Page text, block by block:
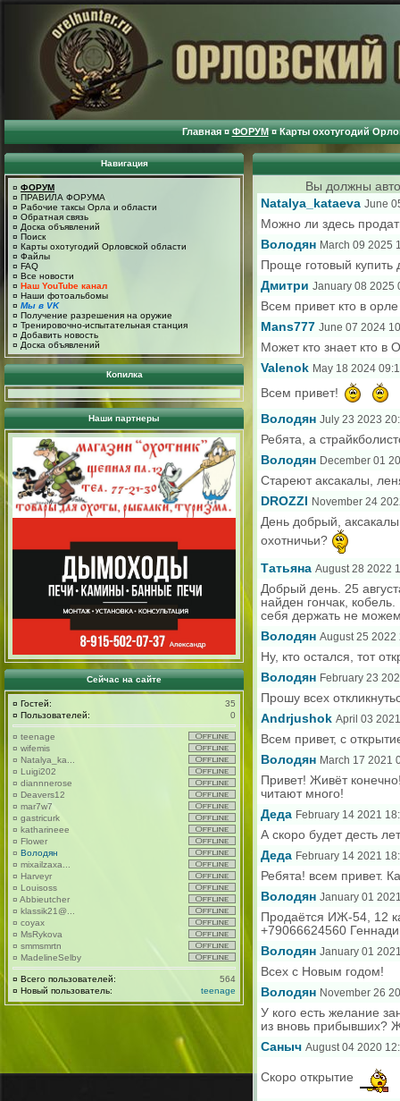
Главная ¤ ФОРУМ ¤ Карты охотугодий
Навигация
¤ ФОРУМ
¤ ПРАВИЛА ФОРУМА
¤ Рабочие таксы Орла и области
¤ Обратная связь
¤ Доска объявлений
¤ Поиск
¤ Карты охотугодий Орловской области
¤ Файлы
¤ FAQ
¤ Все новости
¤ Наш YouTube канал
¤ Наши фотоальбомы
¤ Мы в VK
¤ Получение разрешения на оружие
¤ Тренировочно-испытательная станция
¤ Добавить новость
¤ Доска объявлений
Копилка
Наши партнеры
Сейчас на сайте
¤ Гостей:
35
¤ Пользователей: 0
¤ teenage
¤ wifemis
¤ Natalya_ka...
¤ Luigi202
¤ diannnerose
¤ Deavers12
¤ mar7w7
¤ gastricurk
¤ katharineee
¤ Flower
¤ Володян
¤ mixailzaxa...
¤ Harveyr
¤ Louisoss
¤ Abbieutcher
¤ klassik21@...
¤ coyax
¤ MsRykova
¤ smmsmrtn
¤ MadelineSelby
¤ Всего пользователей:
564
¤ Новый пользователь: teenage
Вы должны
Natalya_kataeva June
Можно ли здесь
Володян March 09 2025
Проще готовый купить
Дмитри January 08 2025
Всем привет кто в
Mans777 June 07 2024
Может кто знает кто в
Valenok May 18 2024
Всем привет!
Володян July 23 2023
Ребята, а
Володян December 01
Стареют аксакалы,
DROZZI
November 24
День добрый,
охотничьи?
Татьяна August 28 2022
Добрый день. 25
найден гончак,
себя держать не
Володян August 25 2022
Ну, кто остался, тот
Володян February 23
Прошу всех
Andrjushok April 03
Всем привет, с
Володян March 17 2021
Привет! Живёт
читают много!
Деда February 14 2021
А скоро будет десть
Деда February 14 2021
Ребята! всем привет.
Володян January 01
Продаётся ИЖ-54, 12
+79066624560
Володян January 01
Всех с Новым годом!
Володян November 26
У кого есть желание
из вновь прибывших?
Саныч August 04 2020
Скоро открытие